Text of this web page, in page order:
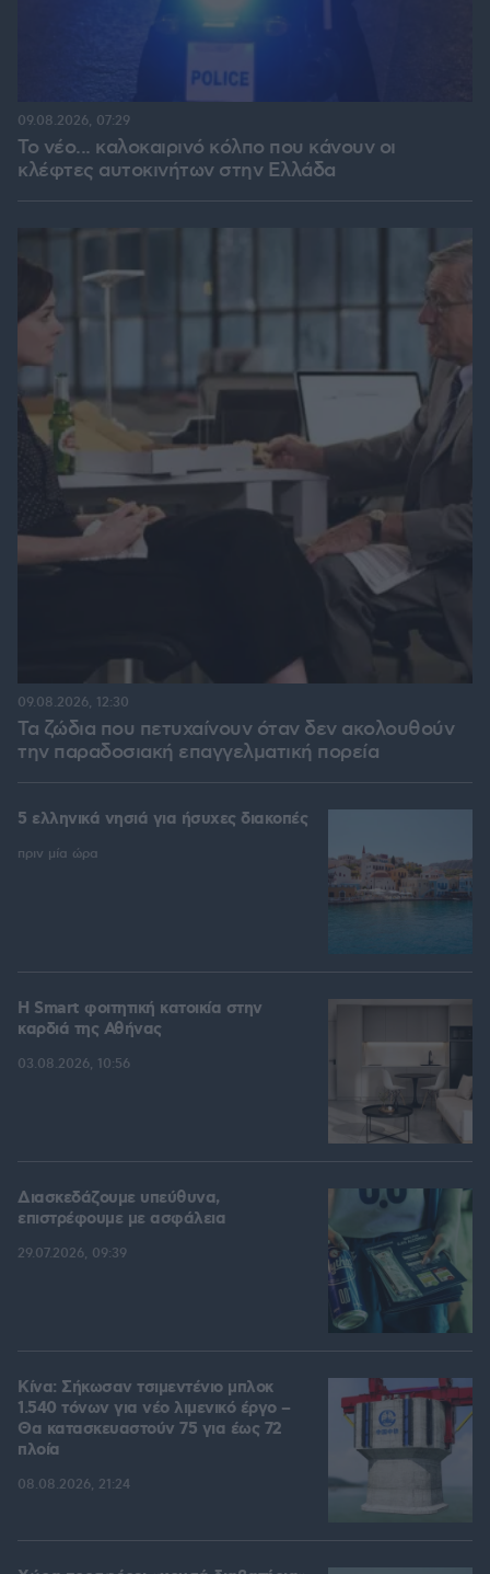
Το νέο... καλοκαιρινό κόλπο που κάνουν οι
κλέφτες αυτοκινήτων στην Ελλάδα
09.08.2026, 07:29
Τα ζώδια που πετυχαίνουν όταν δεν ακολουθούν
την παραδοσιακή επαγγελματική πορεία
09.08.2026, 12:30
5 ελληνικά νησιά για ήσυχες διακοπές
πριν μία ώρα
Η Smart φοιτητική κατοικία στην
καρδιά της Αθήνας
03.08.2026, 10:56
Διασκεδάζουμε υπεύθυνα,
επιστρέφουμε με ασφάλεια
29.07.2026, 09:39
Κίνα: Σήκωσαν τσιμεντένιο μπλοκ
1.540 τόνων για νέο λιμενικό έργο –
Θα κατασκευαστούν 75 για έως 72
πλοία
08.08.2026, 21:24